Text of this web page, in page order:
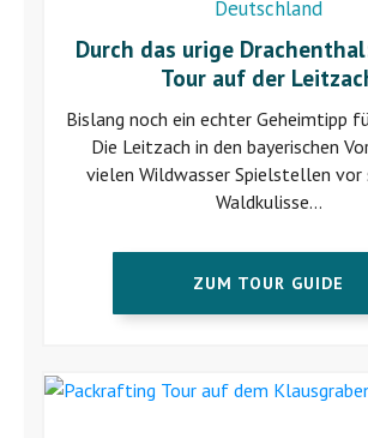
Deutschland
Durch das urige
Tour auf der
Bislang noch ein echter Geheimtipp
Die Leitzach in den bayerischen
vielen Wildwasser Spielstellen
Waldkulisse…
ZUM TOUR GUIDE